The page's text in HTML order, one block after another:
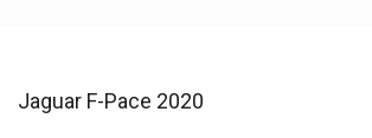
Jaguar F-Pace 2020